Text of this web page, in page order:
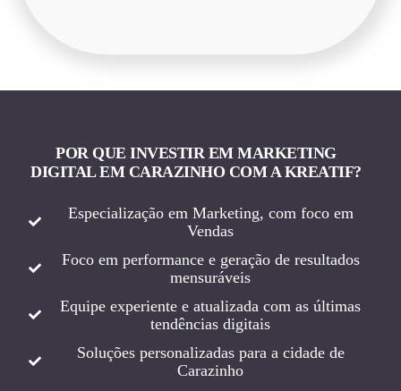
POR QUE INVESTIR EM MARKETING
DIGITAL EM CARAZINHO COM A KREATIF?
Especialização em Marketing, com foco em
Vendas
Foco em performance e geração de resultados
mensuráveis
Equipe experiente e atualizada com as últimas
tendências digitais
Soluções personalizadas para a cidade de
Carazinho